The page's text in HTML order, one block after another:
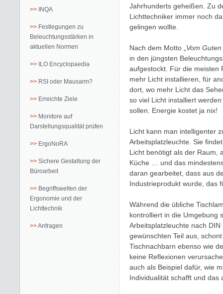
INQA
Festlegungen zu
Beleuchtungsstärken in
aktuellen Normen
ILO Encyclopaedia
RSI oder Mausarm?
Erreichte Ziele
Monitore auf
Darstellungsqualität prüfen
ErgoNoRA
Sichere Gestaltung der
Büroarbeit
Begriffswelten der
Ergonomie und der
Lichttechnik
Anfragen
Jahrhunderts geheißen. Zu
Lichttechniker immer noch
gelingen wollte.
Nach dem Motto „ Vom
in den jüngsten
aufgestockt. Für die meisten
mehr Licht installieren, für
dort, wo mehr Licht das
so viel Licht installiert
sollen. Energie kostet ja nix!
Licht kann man intelligenter
Arbeitsplatzleuchte. Sie
Licht benötigt als der Raum,
Küche … und das
daran gearbeitet, dass aus
Industrieprodukt wurde, das
Während die übliche
kontrolliert in die Umgebung
Arbeitsplatzleuchte nach
gewünschten Teil aus,
Tischnachbarn ebenso wie
keine Reflexionen
auch als Beispiel dafür, wie
Individualität schafft und das